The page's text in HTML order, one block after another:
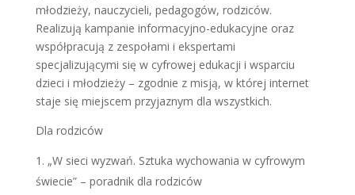
młodzieży, nauczycieli, pedagogów, rodziców.
Realizują kampanie informacyjno-edukacyjne oraz
współpracują z zespołami i ekspertami
specjalizującymi się w cyfrowej edukacji i wsparciu
dzieci i młodzieży – zgodnie z misją, w której internet
staje się miejscem przyjaznym dla wszystkich.
Dla rodziców
„W sieci wyzwań. Sztuka wychowania w cyfrowym
świecie” – poradnik dla rodziców